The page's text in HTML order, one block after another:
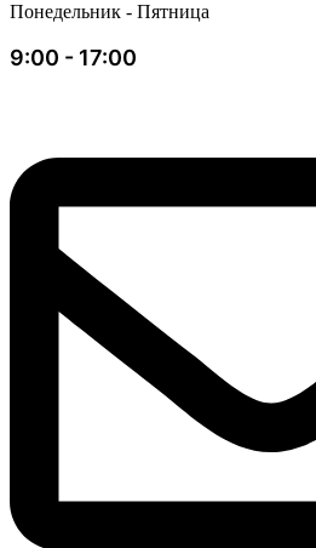
Понедельник - Пятница
9:00 - 17:00